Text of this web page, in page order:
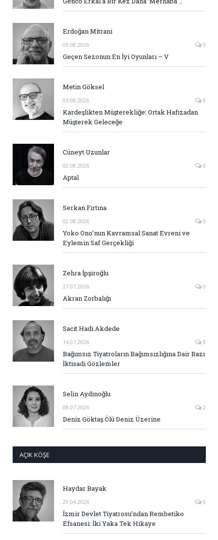
Erdoğan Mitrani
09.08.2026 0
Geçen Sezonun En İyi Oyunları – V
Metin Göksel
03.08.2026 0
Kardeşlikten Müşterekliğe: Ortak Hafızadan
Müşterek Geleceğe
Cüneyt Uzunlar
02.08.2026 0
Aptal
Serkan Fırtına
02.08.2026 0
Yoko Ono’nun Kavramsal Sanat Evreni ve
Eylemin Saf Gerçekliği
Zehra İpşiroğlu
27.07.2026 0
Akran Zorbalığı
Sacit Hadi Akdede
14.07.2026 0
Bağımsız Tiyatroların Bağımsızlığına Dair Bazı
İktisadi Gözlemler
Selin Aydınoğlu
08.07.2026 2
Deniz Göktaş Ölü Deniz Üzerine
AÇIK KÖŞE
Haydar Bayak
29.04.2026 0
İzmir Devlet Tiyatrosu’ndan Rembetiko
Efsanesi: İki Yaka Tek Hikaye